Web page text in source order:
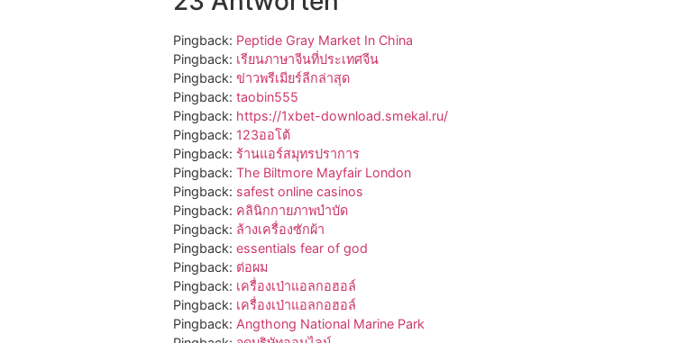
Pingback: Peptide Gray Market In China
Pingback: เรียนภาษาจีนที่ประเทศจีน
Pingback: ข่าวพรีเมียร์ลีกล่าสุด
Pingback: taobin555
Pingback: https://1xbet-download.smekal.ru/
Pingback: 123ออโต้
Pingback: ร้านแอร์สมุทรปราการ
Pingback: The Biltmore Mayfair London
Pingback: safest online casinos
Pingback: คลินิกกายภาพบำบัด
Pingback: ล้างเครื่องซักผ้า
Pingback: essentials fear of god
Pingback: ต่อผม
Pingback: เครื่องเป่าแอลกอฮอล์
Pingback: เครื่องเป่าแอลกอฮอล์
Pingback: Angthong National Marine Park